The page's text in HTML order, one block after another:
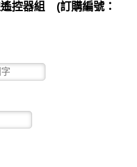
控器組 (訂購編號：